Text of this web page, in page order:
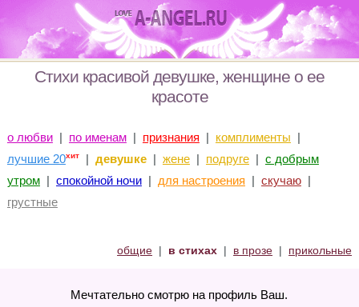
Стихи красивой девушке, женщине о ее
красоте
о любви| по именам| признания | комплименты |
лучшие 20хит| девушке| жене| подруге| с добрым
утром| спокойной ночи| для настроения | скучаю|
грустные
общие | в стихах | в прозе | прикольные
Мечтательно смотрю на профиль Ваш.